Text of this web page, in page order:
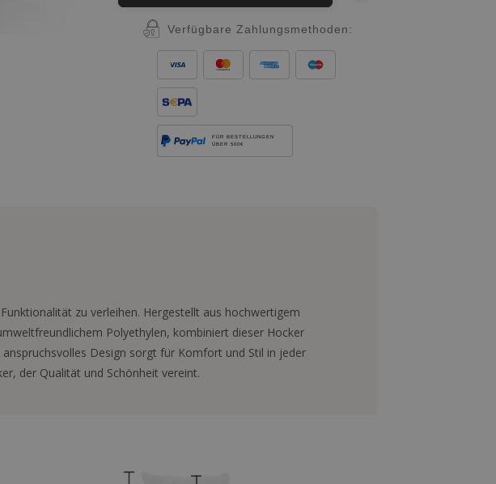
Verfügbare Zahlungsmethoden:
FÜR BESTELLUNGEN
ÜBER 500€
zu verleihen. Hergestellt aus hochwertigem
Polyethylen, kombiniert dieser Hocker
Design sorgt für Komfort und Stil in jeder
der Qualität und Schönheit vereint.